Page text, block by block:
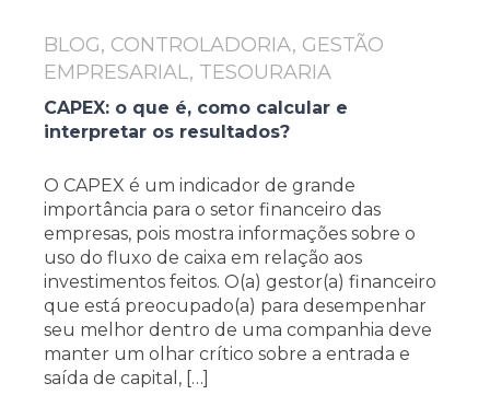
BLOG, CONTROLADORIA, GESTÃO
EMPRESARIAL, TESOURARIA
CAPEX: o que é, como calcular e
interpretar os resultados?
O CAPEX é um indicador de grande
importância para o setor financeiro das
empresas, pois mostra informações sobre o
uso do fluxo de caixa em relação aos
investimentos feitos. O(a) gestor(a) financeiro
que está preocupado(a) para desempenhar
seu melhor dentro de uma companhia deve
manter um olhar crítico sobre a entrada e
saída de capital, […]